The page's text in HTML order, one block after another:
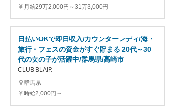
月給29万2,000円～31万3,000円
日払いOKで即日収入/カウンターレディ/海・
旅行・フェスの資金がすぐ貯まる 20代～30
代の女の子が活躍中/群馬県/高崎市
CLUB BLAIR
群馬県
時給2,000円～